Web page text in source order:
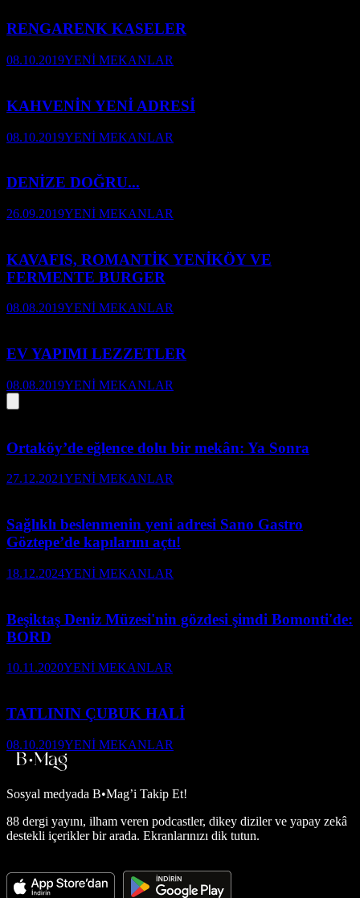
RENGARENK KASELER
08.10.2019YENİ MEKANLAR
KAHVENİN YENİ ADRESİ
08.10.2019YENİ MEKANLAR
DENİZE DOĞRU...
26.09.2019YENİ MEKANLAR
KAVAFIS, ROMANTİK YENİKÖY VE
FERMENTE BURGER
08.08.2019YENİ MEKANLAR
EV YAPIMI LEZZETLER
08.08.2019YENİ MEKANLAR
Ortaköy’de eğlence dolu bir mekân: Ya Sonra
27.12.2021YENİ MEKANLAR
Sağlıklı beslenmenin yeni adresi Sano Gastro
Göztepe’de kapılarını açtı!
18.12.2024YENİ MEKANLAR
Beşiktaş Deniz Müzesi'nin gözdesi şimdi Bomonti'de:
BORD
10.11.2020YENİ MEKANLAR
TATLININ ÇUBUK HALİ
08.10.2019YENİ MEKANLAR
Sosyal medyada B•Mag’i Takip Et!
88 dergi yayını, ilham veren podcastler, dikey diziler ve yapay zekâ
destekli içerikler bir arada. Ekranlarınızı dik tutun.